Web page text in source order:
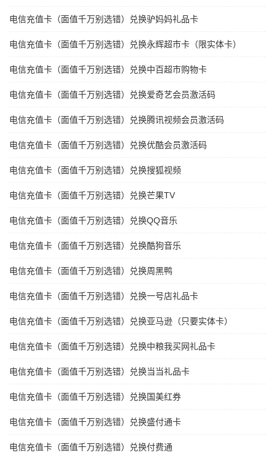
电信充值卡（面值千万别选错）兑换驴妈妈礼品卡
电信充值卡（面值千万别选错）兑换永辉超市卡（限实体卡）
电信充值卡（面值千万别选错）兑换中百超市购物卡
电信充值卡（面值千万别选错）兑换爱奇艺会员激活码
电信充值卡（面值千万别选错）兑换腾讯视频会员激活码
电信充值卡（面值千万别选错）兑换优酷会员激活码
电信充值卡（面值千万别选错）兑换搜狐视频
电信充值卡（面值千万别选错）兑换芒果TV
电信充值卡（面值千万别选错）兑换QQ音乐
电信充值卡（面值千万别选错）兑换酷狗音乐
电信充值卡（面值千万别选错）兑换周黑鸭
电信充值卡（面值千万别选错）兑换一号店礼品卡
电信充值卡（面值千万别选错）兑换亚马逊（只要实体卡）
电信充值卡（面值千万别选错）兑换中粮我买网礼品卡
电信充值卡（面值千万别选错）兑换当当礼品卡
电信充值卡（面值千万别选错）兑换国美红券
电信充值卡（面值千万别选错）兑换盛付通卡
电信充值卡（面值千万别选错）兑换付费通